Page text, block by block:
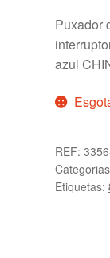
Puxador
azul
REF:
Etiquetas: